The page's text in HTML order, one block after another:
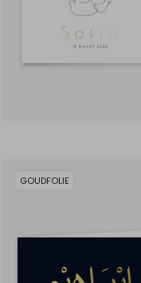
GOUDFOLIE